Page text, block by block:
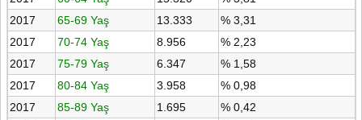
2017
65-69 Yaş 13.333
% 3,31
2017
70-74 Yaş 8.956
% 2,23
2017
75-79 Yaş 6.347
% 1,58
2017
80-84 Yaş 3.958
% 0,98
2017
85-89 Yaş 1.695
% 0,42